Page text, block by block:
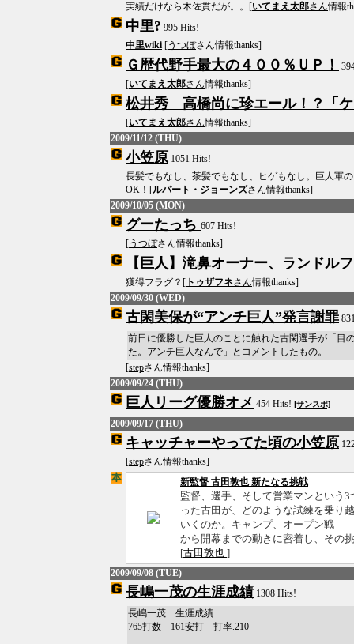
実績だけなら木佐貫だが。。[いてまえ太郎さん情報
中里? 995 Hits!
中里wiki [うつぼさん情報thanks]
Ｇ歴代野手最大の４００％ＵＰ！
[いてまえ太郎さん情報thanks]
松井秀 高橋尚に珍エール！？「
[いてまえ太郎さん情報thanks]
2009/11/12 (THU)
小笠原 1051 Hits!
長髪でもなし、茶髪でもなし、ヒゲもなし。巨人軍
OK！[ルパート・ジョーンズさん情報thanks]
2009/10/05 (MON)
グーたっち 607 Hits!
[うつぼさん情報thanks]
【巨人】滝鼻オーナー、ランドル
獲得フラグ？[ トゥザフネさん情報thanks]
2009/09/30 (WED)
古閑美保が“アンチ巨人”発言謝罪
前日に優勝した巨人のことに触れた古閑選手が「目
た。アンチ巨人なんで」とコメントしたもの。
[stepさん情報thanks]
2009/09/24 (THU)
巨人リーグ優勝オメ 454 Hits! [サンスポ]
2009/09/17 (THU)
キャッチャーやってた頃の小笠原
[stepさん情報thanks]
新監督 古田敦也 新たなる挑戦
監督、選手、そして営業マンという
った古田が、どのような試練を乗り
いくのか。キャンプ、オープン戦
から開幕までの動きに密着し、その
[古田敦也 ]
2009/09/08 (TUE)
長嶋一茂の生涯成績 1308 Hits!
長嶋一茂 生涯成績
765打数 161安打 打率.210